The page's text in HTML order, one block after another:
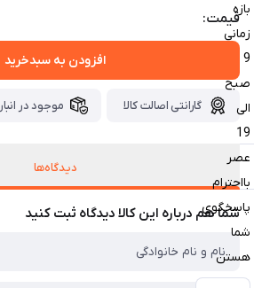
بازه
زمانی
9
صبح
الی
19
عصر
بااحترام
پاسخگوی
شما
هستن
قیمت:
افزودن به سبدخرید
گارانتی اصالت کالا موجود در انبار
دیدگاه‌ها
شما هم درباره این کالا دیدگاه ثبت کنید